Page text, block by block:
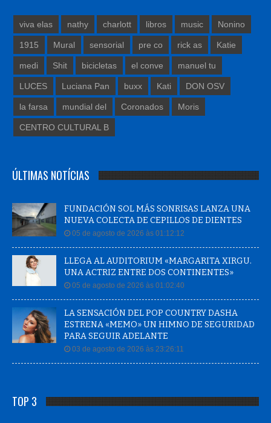
viva elas nathy charlott libros music Nonino
1915 Mural sensorial pre co rick as Katie
medi Shit bicicletas el conve manuel tu
LUCES Luciana Pan buxx Kati DON OSV
la farsa mundial del Coronados Moris
CENTRO CULTURAL B
ÚLTIMAS NOTÍCIAS
FUNDACIÓN SOL MÁS SONRISAS LANZA UNA
NUEVA COLECTA DE CEPILLOS DE DIENTES
05 de agosto de 2026 às 01:12:12
LLEGA AL AUDITORIUM «MARGARITA XIRGU.
UNA ACTRIZ ENTRE DOS CONTINENTES»
05 de agosto de 2026 às 01:02:40
LA SENSACIÓN DEL POP COUNTRY DASHA
ESTRENA «MEMO» UN HIMNO DE SEGURIDAD
PARA SEGUIR ADELANTE
03 de agosto de 2026 às 23:26:11
TOP 3